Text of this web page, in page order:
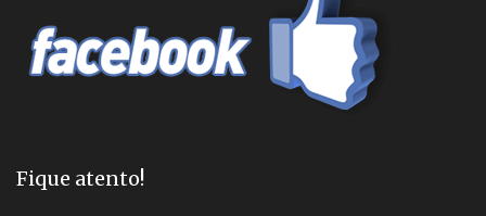
Fique atento!